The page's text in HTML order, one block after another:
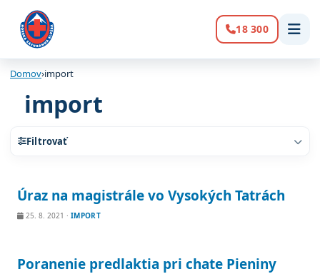
Volanie:
18 300
Domov›import
import
Filtrovať
Zoznam článkov
Úraz na magistrále vo Vysokých Tatrách
25. 8. 2021 · IMPORT
Poranenie predlaktia pri chate Pieniny